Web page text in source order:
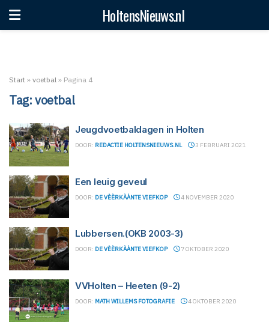
HoltensNieuws.nl
Start » voetbal » Pagina 4
Tag:voetbal
Jeugdvoetbaldagen in Holten
DOOR: REDACTIE HOLTENSNIEUWS.NL 3 FEBRUARI 2021
Een leuig geveul
DOOR: DE VÈÈRKÀÀNTE VIEFKOP 4 NOVEMBER 2020
Lubbersen.(OKB 2003-3)
DOOR: DE VÈÈRKÀÀNTE VIEFKOP 7 OKTOBER 2020
VVHolten – Heeten (9-2)
DOOR: MATH WILLEMS FOTOGRAFIE 4 OKTOBER 2020